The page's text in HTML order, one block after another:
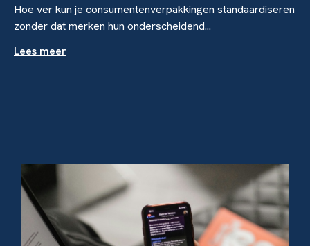
Hoe ver kun je consumentenverpakkingen standaardiseren
zonder dat merken hun onderscheidend...
Lees meer